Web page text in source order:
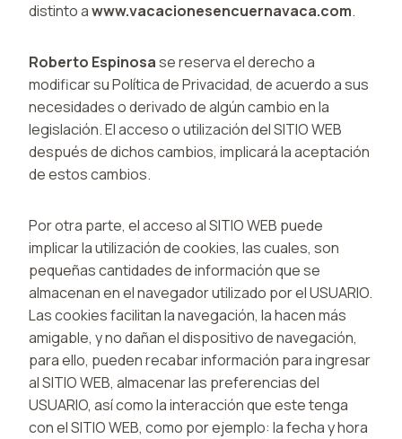
distinto awww.vacacionesencuernavaca.com.
Roberto Espinosase reserva el derecho a
modificar su Política de Privacidad, de acuerdo a sus
necesidades o derivado de algún cambio en la
legislación. El acceso o utilización del SITIO WEB
después de dichos cambios, implicará la aceptación
de estos cambios.
Por otra parte, el acceso al SITIO WEB puede
implicar la utilización de cookies, las cuales, son
pequeñas cantidades de información que se
almacenan en el navegador utilizado por el USUARIO.
Las cookies facilitan la navegación, la hacen más
amigable, y no dañan el dispositivo de navegación,
para ello, pueden recabar información para ingresar
al SITIO WEB, almacenar las preferencias del
USUARIO, así como la interacción que este tenga
con el SITIO WEB, como por ejemplo: la fecha y hora